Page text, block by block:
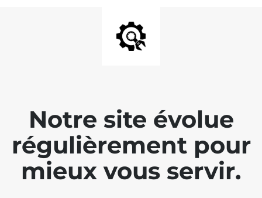
Notre site évolue
régulièrement pour
mieux vous servir.